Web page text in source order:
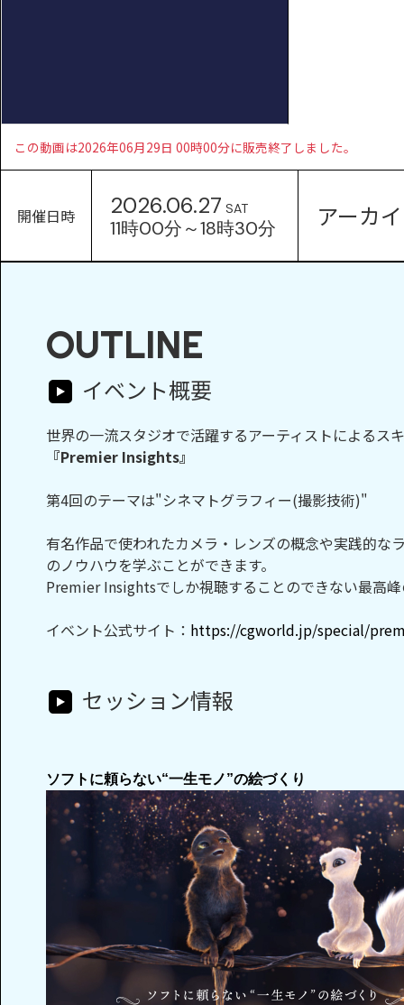
この動画は2026年06月29日 00時00分に販売終了しました。
開催日時 2026.06.27 SAT
11時00分～18時30分 アーカ
OUTLINE
イベント概要
世界の一流スタジオで活躍するアーティストによるス
『Premier Insights』
第4回のテーマは"シネマトグラフィー(撮影技術)"
有名作品で使われたカメラ・レンズの概念や実践的
のノウハウを学ぶことができます。
Premier Insightsでしか視聴することのできない最高
イベント公式サイト： https://cgworld.jp/special/
セッション情報
ソフトに頼らない“一生モノ”の絵づくり